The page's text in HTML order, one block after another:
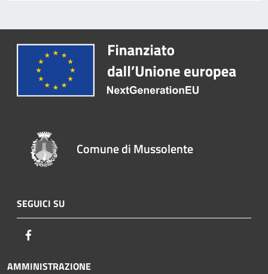
Comune di Mussolente
SEGUICI SU
AMMINISTRAZIONE